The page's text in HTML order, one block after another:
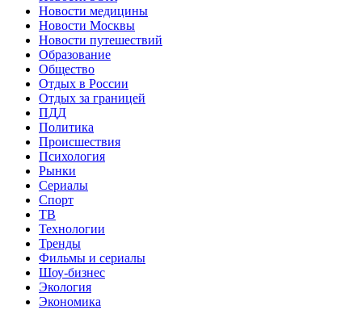
Новости медицины
Новости Москвы
Новости путешествий
Образование
Общество
Отдых в России
Отдых за границей
ПДД
Политика
Происшествия
Психология
Рынки
Сериалы
Спорт
ТВ
Технологии
Тренды
Фильмы и сериалы
Шоу-бизнес
Экология
Экономика